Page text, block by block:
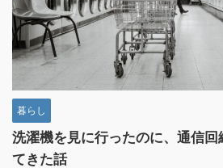
暮らし
洗濯機を見に行ったのに、通信回
てきた話